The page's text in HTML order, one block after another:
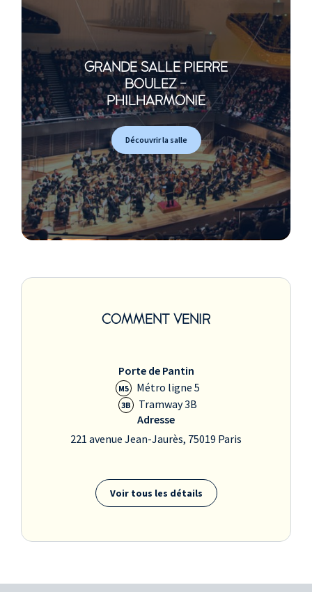
GRANDE SALLE PIERRE
BOULEZ -
PHILHARMONIE
Découvrir la salle
COMMENT VENIR
Porte de Pantin
M5 Métro ligne 5
3B
Tramway 3B
Adresse
221 avenue Jean-Jaurès, 75019 Paris
Voir tous les détails